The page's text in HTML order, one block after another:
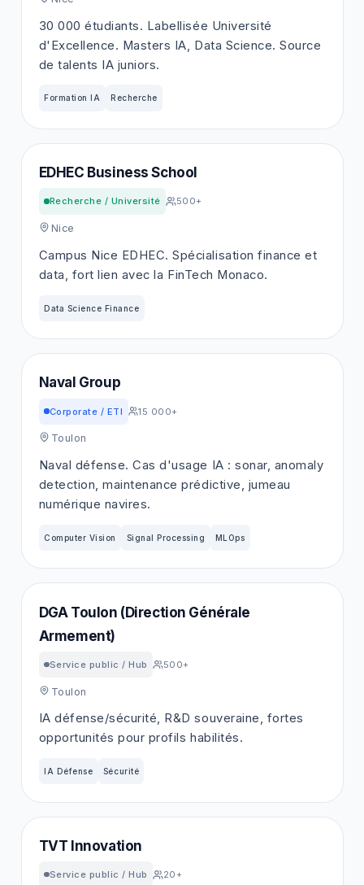
30 000 étudiants. Labellisée Université
d'Excellence. Masters IA, Data Science. Source
de talents IA juniors.
Formation IA Recherche
EDHEC Business School
Recherche / Université 500+
Nice
Campus Nice EDHEC. Spécialisation finance et
data, fort lien avec la FinTech Monaco.
Data Science Finance
Naval Group
Corporate / ETI 15 000+
Toulon
Naval défense. Cas d'usage IA : sonar, anomaly
detection, maintenance prédictive, jumeau
numérique navires.
Computer Vision Signal Processing MLOps
DGA Toulon (Direction Générale
Armement)
Service public / Hub 500+
Toulon
IA défense/sécurité, R&D souveraine, fortes
opportunités pour profils habilités.
IA Défense Sécurité
TVT Innovation
Service public / Hub 20+